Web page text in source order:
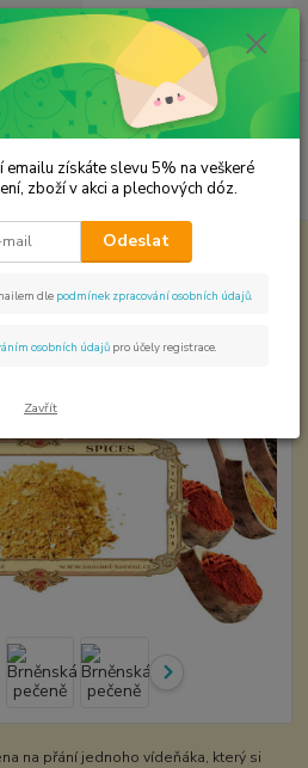
Menu
Hledat
ks
za 0,00 Kč
použití Brněnská pečeně
na přání jednoho vídeňáka, který si
získáte slevu 5% na veškeré
zboží v akci a plechových dóz.
Odeslat
dle podmínek zpracování osobních údajů
osobních údajů pro účely registrace.
Zavřít